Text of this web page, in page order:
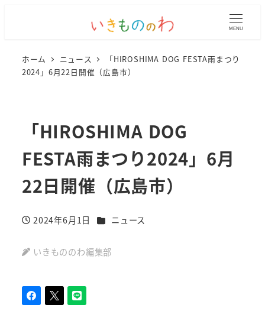
MENU
ホーム ニュース
「HIROSHIMA DOG FESTA雨まつり
2024」6月22日開催（広島市）
「HIROSHIMA DOG
FESTA雨まつり2024」6月
22日開催（広島市）
投稿日
2024年6月1日 カテゴリー
ニュース
いきもののわ編集部